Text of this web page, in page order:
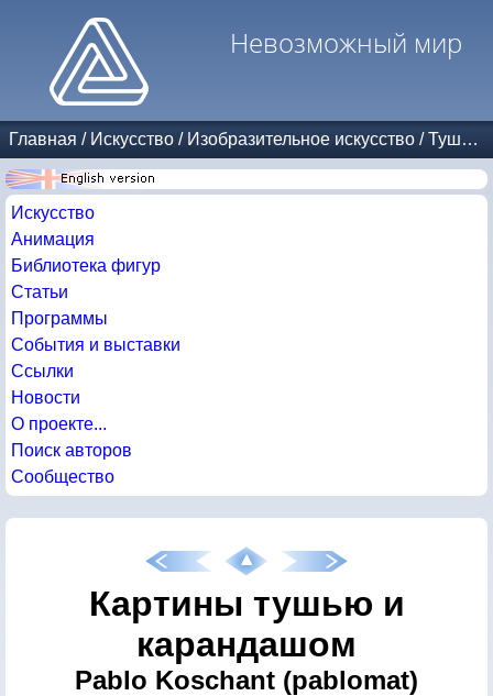
Невозможный мир
Главная / Искусство / Изобразительное искусство /Тушь и карандаш
Искусство
Анимация
Библиотека фигур
Статьи
Программы
События и выставки
Ссылки
Новости
О проекте...
Поиск авторов
Сообщество
Картины тушью и
карандашом
Pablo Koschant (pablomat)